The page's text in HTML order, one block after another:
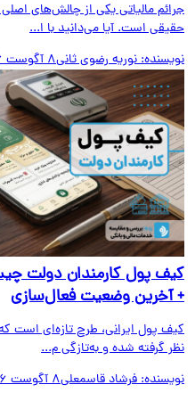
مالیاتی یکی از چالش‌های اصلی و
است. آیا می‌دانید با ا...
نوریه رضوی ثانی8 آگوست 2026
پول کارمندان دولت
وضعیت فعال‌سازی
پول ایرانی، طرح تازه‌ای است که
گرفته شده و به‌تازگی م...
فرشاد قاسمعلی8 آگوست 2026